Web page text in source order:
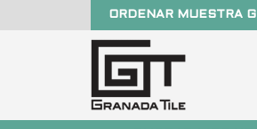
ORDENAR MUESTRA